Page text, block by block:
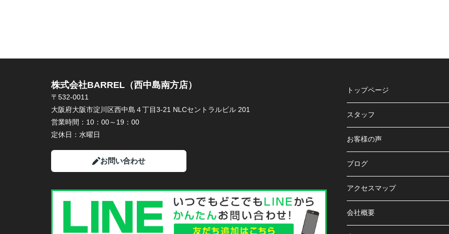
株式会社BARREL（西中島南方店）
〒532-0011
大阪府大阪市淀川区西中島４丁目3-21 NLCセントラルビル 201
営業時間： 10：00～19：00
定休日： 水曜日
お問い合わせ
トップページ
スタッフ
お客様の声
ブログ
アクセスマップ
会社概要